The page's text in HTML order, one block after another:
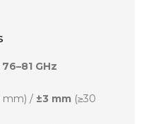
76–81 GHz
mm) / ±3 mm (≥30